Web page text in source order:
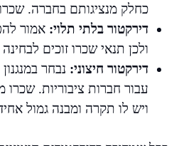
כחלק מנציגותם בחברה.
דירקטור בלתי תלוי: אמור
ולכן תנאי שכרו זוכים
דירקטור חיצוני: נבחר
עבור חברות ציבוריות. שכרו
ויש לו תקרה ומבנה גמול